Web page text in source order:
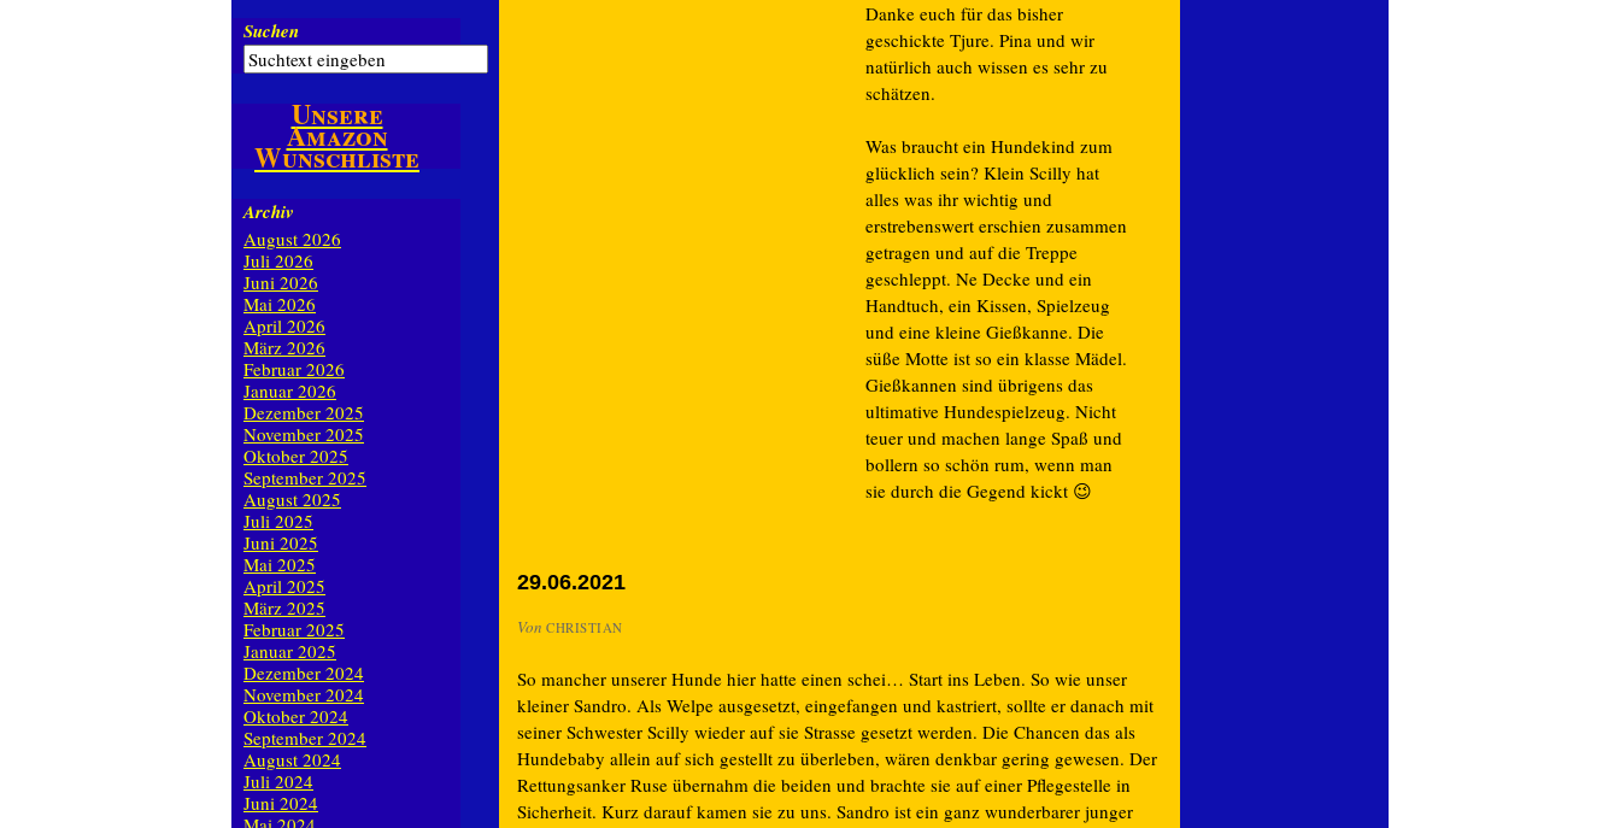
Danke euch für das bisher
geschickte Tjure. Pina und wir
natürlich auch wissen es sehr zu
schätzen.
Was braucht ein Hundekind zum
glücklich sein? Klein Scilly hat
alles was ihr wichtig und
erstrebenswert erschien zusammen
getragen und auf die Treppe
geschleppt. Ne Decke und ein
Handtuch, ein Kissen, Spielzeug
und eine kleine Gießkanne. Die
süße Motte ist so ein klasse Mädel.
Gießkannen sind übrigens das
ultimative Hundespielzeug. Nicht
teuer und machen lange Spaß und
bollern so schön rum, wenn man
sie durch die Gegend kickt 😉
29.06.2021
Von CHRISTIAN
So mancher unserer Hunde hier hatte einen schei… Start ins Leben. So wie unser
kleiner Sandro. Als Welpe ausgesetzt, eingefangen und kastriert, sollte er danach mit
seiner Schwester Scilly wieder auf sie Strasse gesetzt werden. Die Chancen das als
Hundebaby allein auf sich gestellt zu überleben, wären denkbar gering gewesen. Der
Rettungsanker Ruse übernahm die beiden und brachte sie auf einer Pflegestelle in
Sicherheit. Kurz darauf kamen sie zu uns. Sandro ist ein ganz wunderbarer junger
Suchen
Unsere
Amazon
Wunschliste
Archiv
August 2026
Juli 2026
Juni 2026
Mai 2026
April 2026
März 2026
Februar 2026
Januar 2026
Dezember 2025
November 2025
Oktober 2025
September 2025
August 2025
Juli 2025
Juni 2025
Mai 2025
April 2025
März 2025
Februar 2025
Januar 2025
Dezember 2024
November 2024
Oktober 2024
September 2024
August 2024
Juli 2024
Juni 2024